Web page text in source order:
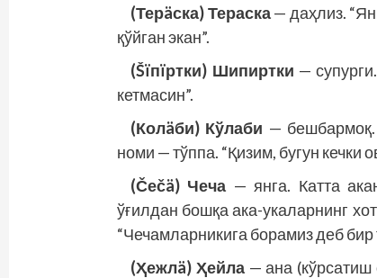
(Терäска) Тераска— даҳлиз.
қўйган экан”.
(Šïпïртки) Шипиртки —
кетмасин”.
(Колäби) Кўлаби —
номи — тўппа. “Қизим, бугун кечки
(Čеčä) Чеча — янга. Катта
ўғилдан бошқа ака-укаларнинг
“Чечамларникига борамиз деб бир
(Ҳежлä) Ҳейла— ана (кўрсатиш